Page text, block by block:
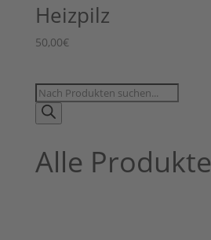
Heizpilz
50,00€
Products
search
Alle Produkte